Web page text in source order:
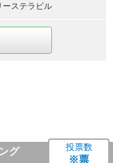
ステラビル
グ 投票数
※票